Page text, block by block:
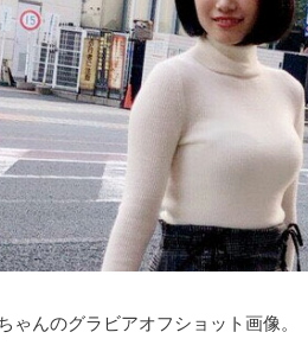
ゃんのグラビアオフショット画像。